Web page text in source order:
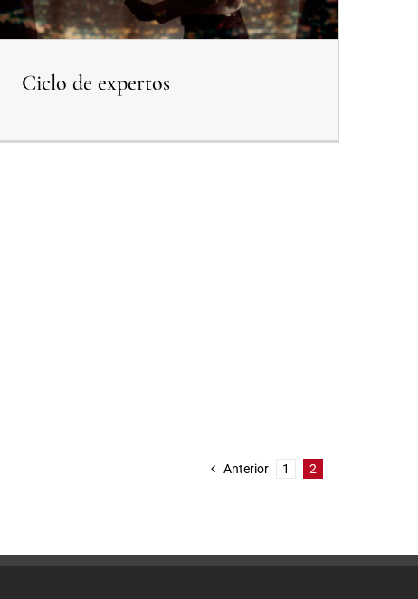
Ciclo de expertos
Anterior 1 2